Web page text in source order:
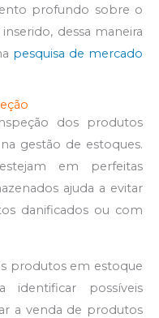
profundo sobre o
dessa maneira
pesquisa de mercado
dos produtos
gestão de estoques.
em perfeitas
ajuda a evitar
danificados ou com
produtos em estoque
possíveis
a venda de produtos